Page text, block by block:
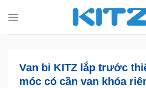
qua
Van bi KITZ lắp trước
móc có cần van khóa